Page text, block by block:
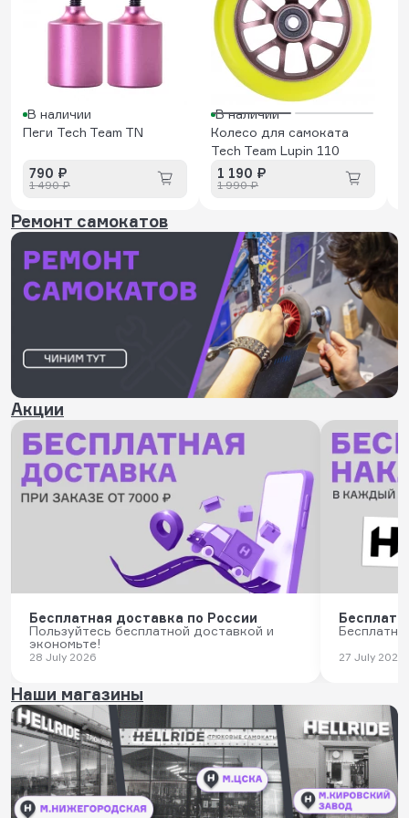
В наличии
Пеги Tech Team TN
790 ₽
1 490 ₽
В наличии
Колесо для самоката
Tech Team Lupin 110
1 190 ₽
1 990 ₽
Ремонт самокатов
Акции
Бесплатная доставка по России
Пользуйтесь бесплатной доставкой и
экономьте!
28 July 2026 27 July 2026
Наши магазины